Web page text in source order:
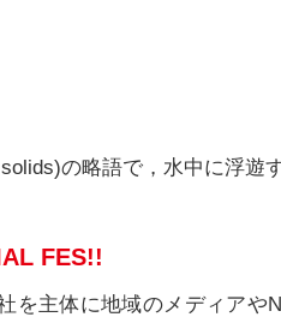
の略語で，水中に浮遊
FES!!
を主体に地域のメディア